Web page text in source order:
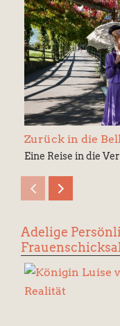
Zurück in die
Eine Reise in die
Adelige